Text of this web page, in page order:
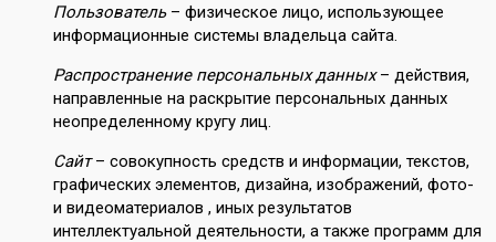
Пользователь– физическое лицо, использующее
информационные системы владельца сайта.
Распространение персональных данных– действия,
направленные на раскрытие персональных данных
неопределенному кругу лиц.
Сайт– совокупность средств и информации, текстов,
графических элементов, дизайна, изображений, фото-
и видеоматериалов , иных результатов
интеллектуальной деятельности, а также программ для